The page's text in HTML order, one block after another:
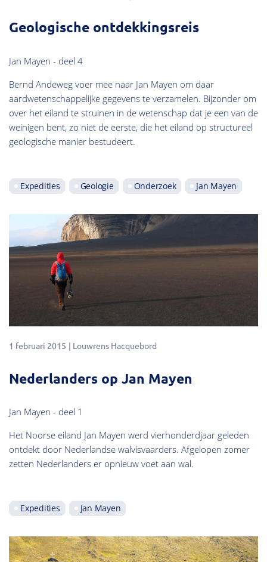
Geologische ontdekkingsreis
Jan Mayen - deel 4
Bernd Andeweg voer mee naar Jan Mayen om daar
aardwetenschappelijke gegevens te verzamelen. Bijzonder om
over het eiland te struinen in de wetenschap dat je een van de
weinigen bent, zo niet de eerste, die het eiland op structureel
geologische manier bestudeert.
Expedities Geologie Onderzoek Jan Mayen
1 februari 2015 Louwrens Hacquebord
Nederlanders op Jan Mayen
Jan Mayen - deel 1
Het Noorse eiland Jan Mayen werd vierhonderdjaar geleden
ontdekt door Nederlandse walvisvaarders. Afgelopen zomer
zetten Nederlanders er opnieuw voet aan wal.
Expedities Jan Mayen